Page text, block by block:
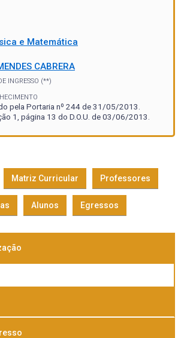
e Matemática
CABRERA
INGRESSO (**)
pela Portaria nº 244 de 31/05/2013.
1, página 13 do D.O.U. de 03/06/2013.
Matriz Curricular Professores
Alunos Egressos